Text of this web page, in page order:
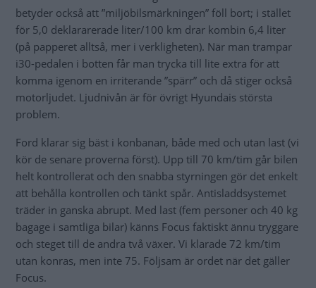
betyder också att ”miljöbilsmärkningen” föll bort; i stället
för 5,0 deklararerade liter/100 km drar kombin 6,4 liter
(på papperet alltså, mer i verkligheten). När man trampar
i30-pedalen i botten får man trycka till lite extra för att
komma igenom en irriterande ”spärr” och då stiger också
motorljudet. Ljudnivån är för övrigt Hyundais största
problem.
Ford klarar sig bäst i konbanan, både med och utan last (vi
kör de senare proverna först). Upp till 70 km/tim går bilen
helt kontrollerat och den snabba styrningen gör det enkelt
att behålla kontrollen och tänkt spår. Antisladdsystemet
träder in ganska abrupt. Med last (fem personer och 40 kg
bagage i samtliga bilar) känns Focus faktiskt ännu tryggare
och steget till de andra två växer. Vi klarade 72 km/tim
utan konras, men inte 75. Följsam är ordet när det gäller
Focus.